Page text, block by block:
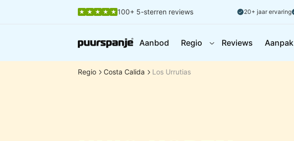
100+ 5-sterren reviews 20+ jaar ervaring
Aanbod Regio Reviews Aanpak
Regio Costa Calida Los Urrutias